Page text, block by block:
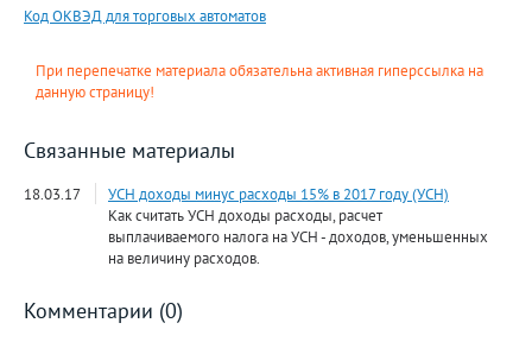
Код ОКВЭД для торговых автоматов
При перепечатке материала обязательна активная гиперссылка на
данную страницу!
Связанные материалы
18.03.17
УСН доходы минус расходы 15% в 2017 году (УСН)
Как считать УСН доходы расходы, расчет
выплачиваемого налога на УСН - доходов, уменьшенных
на величину расходов.
Комментарии (0)